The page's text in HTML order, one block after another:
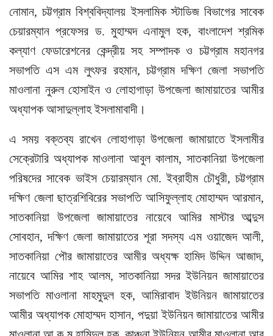
নোমান, চট্টগ্রাম বিশ্ববিদ্যালয় ইসলামিক স্টাডিজ বিভাগের সাবেক
চেয়ারম্যান প্রফেসর ড. মুহাম্মদ এনামুল হক, বাংলাদেশ শ্রমিক
কল্যাণ ফেডারেশনের কেন্দ্রীয় সহ সম্পাদক ও চট্টগ্রাম মহানগর
সভাপতি এস এম লুৎফর রহমান, চট্টগ্রাম দক্ষিণ জেলা সভাপতি
মাওলানা নুরুল হোসাইন ও লোহাগাড়া উপজেলা জামায়াতের আমীর
অধ্যাপক আসাদুল্লাহ ইসলামাবাদী।
এ সময় বক্তব্য রাখেন লোহাগাড়া উপজেলা জামায়াতে ইসলামীর
সেক্রেটারি অধ্যাপক মাওলানা আবুল কালাম, সাতকানিয়া উপজেলা
পরিষদের সাবেক ভাইস চেয়ারম্যান মো. ইব্রাহীম চৌধুরী, চট্টগ্রাম
দক্ষিণ জেলা ছাত্রশিবিরের সভাপতি আসিফুল্লাহ মোহাম্মদ আরমান,
সাতকানিয়া উপজেলা জামায়াতের নায়েবে আমির মাস্টার আব্দুস
সোবহান, দক্ষিণ জেলা জামায়াতের শূরা সদস্য এম ওয়াজেদ আলী,
সাতকানিয়া পৌর জামায়াতের আমীর অধ্যক্ষ হামিদ উদ্দিন আজাদ,
নায়েবে আমির শাহ আলম, সাতকানিয়া সদর ইউনিয়ন জামায়াতের
সভাপতি মাওলানা মাহমুদুল হক, আমিরাবাদ ইউনিয়ন জামায়াতের
আমীর অধ্যাপক মোহাম্মদ হাসান, পদুয়া ইউনিয়ন জামায়াতের আমীর